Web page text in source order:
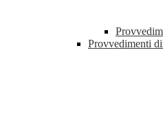
Provvedimenti